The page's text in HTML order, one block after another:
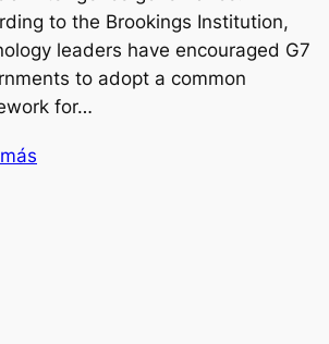
to the Brookings Institution,
leaders have encouraged G7
to adopt a common
for…